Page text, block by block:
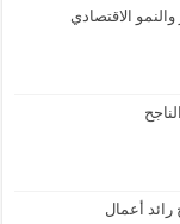
والنمو الاقتصادي
أعمال